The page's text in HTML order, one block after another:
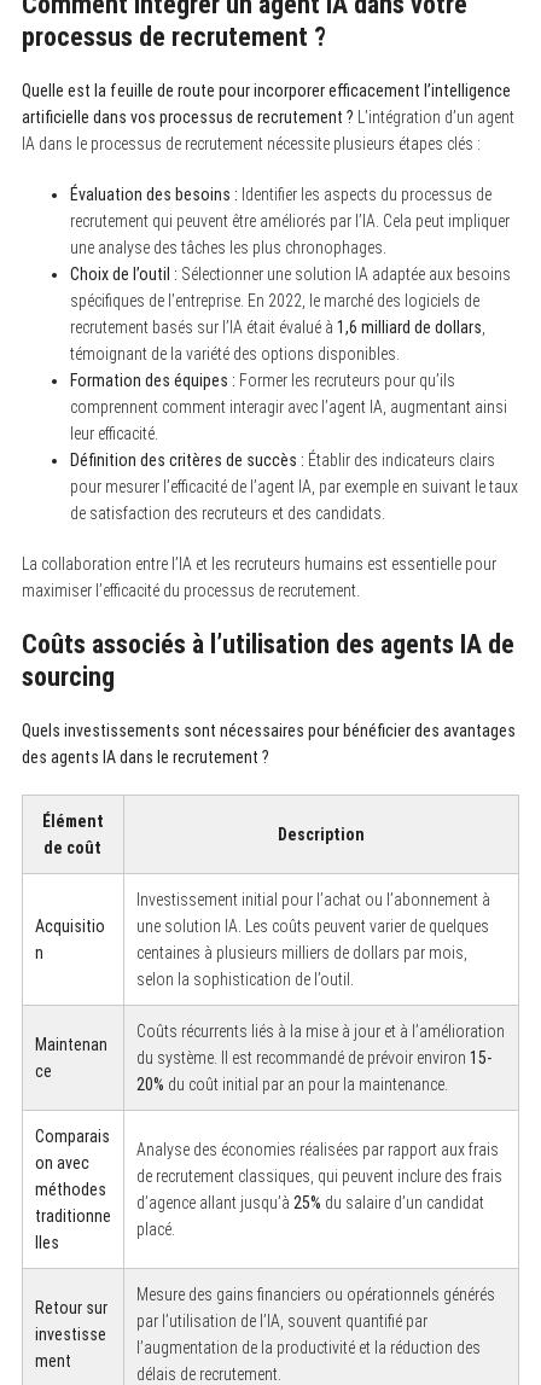
processus de recrutement ?
Quelle est la feuille de route pour incorporer efficacement l’intelligence
artificielle dans vos processus de recrutement ? L’intégration d’un agent
IA dans le processus de recrutement nécessite plusieurs étapes clés :
Évaluation des besoins : Identifier les aspects du processus de
recrutement qui peuvent être améliorés par l’IA. Cela peut impliquer
une analyse des tâches les plus chronophages.
Choix de l’outil : Sélectionner une solution IA adaptée aux besoins
spécifiques de l’entreprise. En 2022, le marché des logiciels de
recrutement basés sur l’IA était évalué à 1,6 milliard de dollars
témoignant de la variété des options disponibles.
Formation des équipes : Former les recruteurs pour qu’ils
comprennent comment interagir avec l’agent IA, augmentant ainsi
leur efficacité.
Définition des critères de succès : Établir des indicateurs clairs
pour mesurer l’efficacité de l’agent IA, par exemple en suivant le taux
de satisfaction des recruteurs et des candidats.
La collaboration entre l’IA et les recruteurs humains est essentielle pour
maximiser l’efficacité du processus de recrutement.
Coûts associés à l’utilisation des agents IA de
sourcing
Quels investissements sont nécessaires pour bénéficier des avantages
des agents IA dans le recrutement ?
Élément
de coût
Description
Acquisitio
n
Investissement initial pour l’achat ou l’abonnement à
une solution IA. Les coûts peuvent varier de quelques
centaines à plusieurs milliers de dollars par mois,
selon la sophistication de l’outil.
Maintenan
ce
Coûts récurrents liés à la mise à jour et à l’amélioration
du système. Il est recommandé de prévoir environ 15-
20% du coût initial par an pour la maintenance.
Comparais
on avec
méthodes
traditionne
lles
Analyse des économies réalisées par rapport aux frais
de recrutement classiques, qui peuvent inclure des frais
d’agence allant jusqu’à 25% du salaire d’un candidat
placé.
Retour sur
investisse
ment
Mesure des gains financiers ou opérationnels générés
par l’utilisation de l’IA, souvent quantifié par
l’augmentation de la productivité et la réduction des
délais de recrutement.
S
c
r